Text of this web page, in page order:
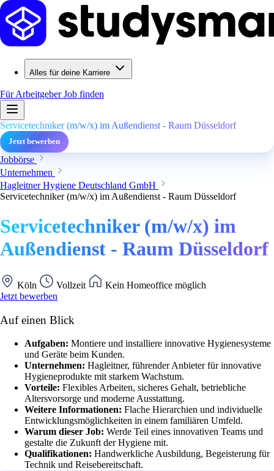
Alles für deine Karriere
Für ArbeitgeberJob finden
Servicetechniker (m/w/x) im Außendienst - Raum Düsseldorf
Jetzt bewerben
Jobbörse
Unternehmen
Hagleitner Hygiene Deutschland GmbH
Servicetechniker (m/w/x) im Außendienst - Raum Düsseldorf
Servicetechniker (m/w/x) im
Außendienst - Raum Düsseldorf
Köln Vollzeit
Kein Homeoffice möglich
Jetzt bewerben
Auf einen Blick
Aufgaben: Montiere und installiere innovative Hygienesysteme
und Geräte beim Kunden.
Unternehmen: Hagleitner, führender Anbieter für innovative
Hygieneprodukte mit starkem Wachstum.
Vorteile: Flexibles Arbeiten, sicheres Gehalt, betriebliche
Altersvorsorge und moderne Ausstattung.
Weitere Informationen: Flache Hierarchien und individuelle
Entwicklungsmöglichkeiten in einem familiären Umfeld.
Warum dieser Job: Werde Teil eines innovativen Teams und
gestalte die Zukunft der Hygiene mit.
Qualifikationen: Handwerkliche Ausbildung, Begeisterung für
Technik und Reisebereitschaft.